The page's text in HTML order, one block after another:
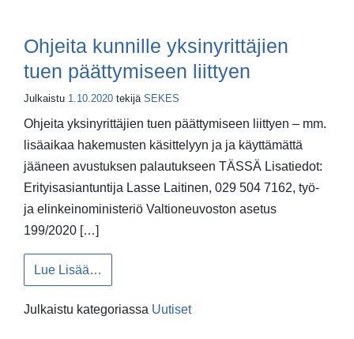
Ohjeita kunnille yksinyrittäjien
tuen päättymiseen liittyen
Julkaistu 1.10.2020 tekijä SEKES
Ohjeita yksinyrittäjien tuen päättymiseen liittyen – mm.
lisäaikaa hakemusten käsittelyyn ja ja käyttämättä
jääneen avustuksen palautukseen TÄSSÄ Lisatiedot:
Erityisasiantuntija Lasse Laitinen, 029 504 7162, työ-
ja elinkeinoministeriö Valtioneuvoston asetus
199/2020 […]
Lue Lisää…
Julkaistu kategoriassa Uutiset